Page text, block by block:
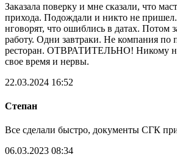
Заказала поверку и мне сказали, что
прихода. Подождали и никто не
нговорят, что ошиблись в датах. Потом
работу. Одни завтраки. Не компания по
ресторан. ОТВРАТИТЕЛЬНО! Никому
свое время и нервы.
22.03.2024 16:52
Степан
Все сделали быстро, документы СГК
06.03.2023 08:34